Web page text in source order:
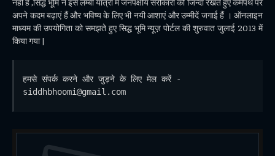
अपने कदम बढ़ाएं हैं और भविष्य के लिए भी नयी आशाएं और उम्मीदें जगाई हैं । ऑनलाइन
माध्यम की उपयोगिता को समझते हुए सिद्ध भूमि न्यूज़ पोर्टल की शुरुवात जुलाई 2013 में
किया गया |
हमसे संपर्क करने और जुड़ने के लिए मेल करें -
siddhbhoomi@gmail.com